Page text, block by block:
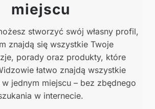
miejscu
stworzyć swój własny profil,
znajdą się wszystkie Twoje
porady oraz produkty, które
łatwo znajdą wszystkie
jednym miejscu – bez zbędnego
w internecie.